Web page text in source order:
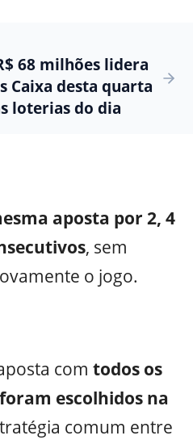
68 milhões lidera
Caixa desta quarta
loterias do dia
aposta por 2, 4
, sem
o jogo.
com todos os
escolhidos na
comum entre